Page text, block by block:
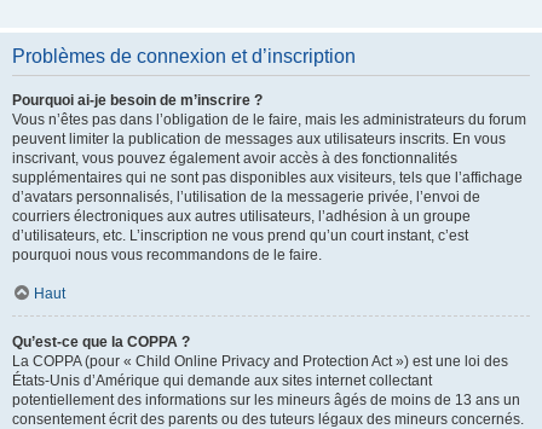
Problèmes de connexion et d’inscription
Pourquoi ai-je besoin de m’inscrire ?
Vous n’êtes pas dans l’obligation de le faire, mais les administrateurs du forum
peuvent limiter la publication de messages aux utilisateurs inscrits. En vous
inscrivant, vous pouvez également avoir accès à des fonctionnalités
supplémentaires qui ne sont pas disponibles aux visiteurs, tels que l’affichage
d’avatars personnalisés, l’utilisation de la messagerie privée, l’envoi de
courriers électroniques aux autres utilisateurs, l’adhésion à un groupe
d’utilisateurs, etc. L’inscription ne vous prend qu’un court instant, c’est
pourquoi nous vous recommandons de le faire.
Haut
Qu’est-ce que la COPPA ?
La COPPA (pour « Child Online Privacy and Protection Act ») est une loi des
États-Unis d’Amérique qui demande aux sites internet collectant
potentiellement des informations sur les mineurs âgés de moins de 13 ans un
consentement écrit des parents ou des tuteurs légaux des mineurs concernés.